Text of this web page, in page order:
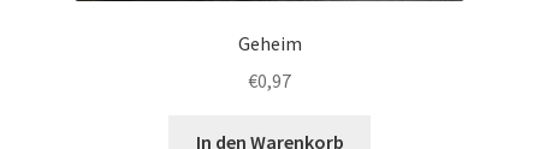
Geheim
€0,97
In den Warenkorb